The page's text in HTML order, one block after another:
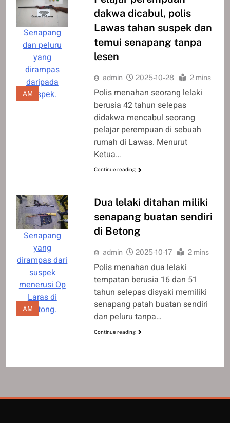
Senapang
dan peluru
yang
dirampas
daripada
suspek.
AM
dakwa dicabul, polis
Lawas tahan suspek dan
temui senapang tanpa
lesen
admin 2025-10-28 2 mins
Polis menahan seorang lelaki
berusia 42 tahun selepas
didakwa mencabul seorang
pelajar perempuan di sebuah
rumah di Lawas. Menurut
Ketua…
Continue reading
Senapang
yang
dirampas dari
suspek
menerusi Op
Laras di
Betong.
AM
Dua lelaki ditahan miliki
senapang buatan sendiri
di Betong
admin 2025-10-17 2 mins
Polis menahan dua lelaki
tempatan berusia 16 dan 51
tahun selepas disyaki memiliki
senapang patah buatan sendiri
dan peluru tanpa…
Continue reading